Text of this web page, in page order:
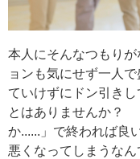
本人にそんなつもり
ョンも気にせず一人
ていけずにドン引き
とはありませんか？
か......」で終われば良
悪くなってしまうな